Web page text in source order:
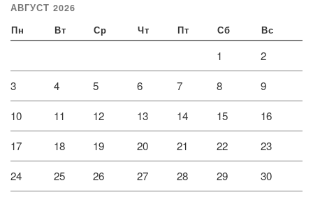
АВГУСТ 2026
Пн Вт Ср Чт Пт Сб Вс
1 2
3 4 5 6 7 8 9
10 11 12 13 14 15 16
17 18 19 20 21 22 23
24 25 26 27 28 29 30